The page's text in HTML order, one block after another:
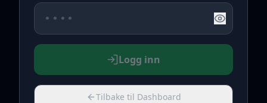
Logg inn
Tilbake til Dashboard